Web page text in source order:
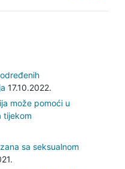
17.10.2022.
može pomoći u
tijekom
sa seksualnom